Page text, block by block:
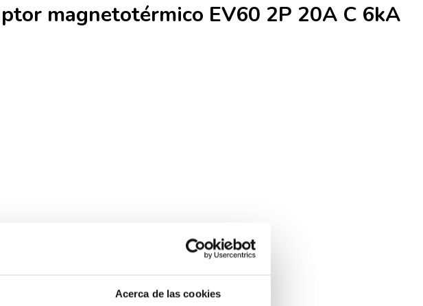
Acerca de las cookies
magnetotérmico EV60 2P 20A C 6kA